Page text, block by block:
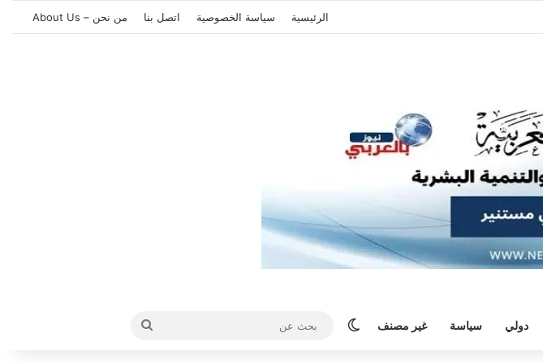
الرئيسية سياسة الخصوصية اتصل بنا من نحن – About Us
دولي سياسة غير مصنف الوضع المظلم
بحث